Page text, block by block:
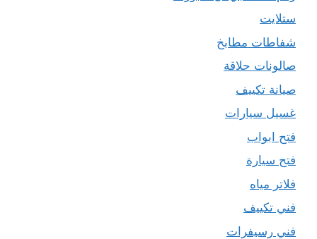
ستلايت
شفاطات مطابخ
صالونات حلاقة
صيانة تكييف
غسيل سيارات
فتح ابواب
فتح سيارة
فلاتر مياه
فني تكييف
فني رسيفرات